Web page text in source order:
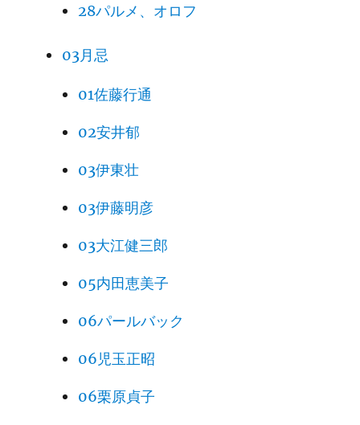
28パルメ、オロフ
03月忌
01佐藤行通
02安井郁
03伊東壮
03伊藤明彦
03大江健三郎
05内田恵美子
06パールバック
06児玉正昭
06栗原貞子